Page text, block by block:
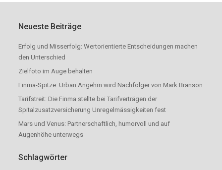
Neueste Beiträge
Erfolg und Misserfolg: Wertorientierte Entscheidungen machen
den Unterschied
Zielfoto im Auge behalten
Finma-Spitze: Urban Angehrn wird Nachfolger von Mark Branson
Tarifstreit: Die Finma stellte bei Tarifverträgen der
Spitalzusatzversicherung Unregelmässigkeiten fest
Mars und Venus: Partnerschaftlich, humorvoll und auf
Augenhöhe unterwegs
Schlagwörter